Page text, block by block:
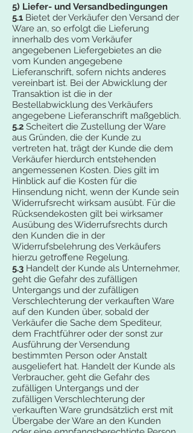
5) Liefer- und Versandbedingungen
5.1 Bietet der Verkäufer den Versand der
Ware an, so erfolgt die Lieferung
innerhalb des vom Verkäufer
angegebenen Liefergebietes an die
vom Kunden angegebene
Lieferanschrift, sofern nichts anderes
vereinbart ist. Bei der Abwicklung der
Transaktion ist die in der
Bestellabwicklung des Verkäufers
angegebene Lieferanschrift maßgeblich.
5.2 Scheitert die Zustellung der Ware
aus Gründen, die der Kunde zu
vertreten hat, trägt der Kunde die dem
Verkäufer hierdurch entstehenden
angemessenen Kosten. Dies gilt im
Hinblick auf die Kosten für die
Hinsendung nicht, wenn der Kunde sein
Widerrufsrecht wirksam ausübt. Für die
Rücksendekosten gilt bei wirksamer
Ausübung des Widerrufsrechts durch
den Kunden die in der
Widerrufsbelehrung des Verkäufers
hierzu getroffene Regelung.
5.3 Handelt der Kunde als Unternehmer,
geht die Gefahr des zufälligen
Untergangs und der zufälligen
Verschlechterung der verkauften Ware
auf den Kunden über, sobald der
Verkäufer die Sache dem Spediteur,
dem Frachtführer oder der sonst zur
Ausführung der Versendung
bestimmten Person oder Anstalt
ausgeliefert hat. Handelt der Kunde als
Verbraucher, geht die Gefahr des
zufälligen Untergangs und der
zufälligen Verschlechterung der
verkauften Ware grundsätzlich erst mit
Übergabe der Ware an den Kunden